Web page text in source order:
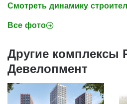
Смотреть динамику
Все фото
Другие комплексы
Девелопмент